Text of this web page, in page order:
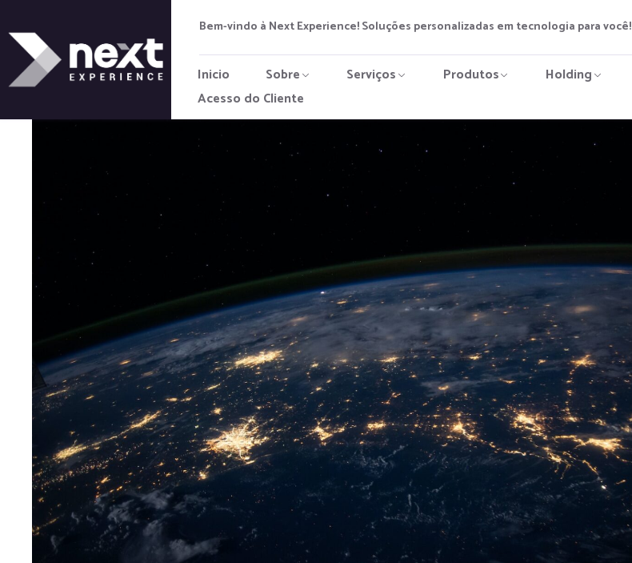
Bem-vindo à Next Experience! Soluções personalizadas em tecnologia para você!
Inicio Sobre Serviços Produtos Holding
Acesso do Cliente